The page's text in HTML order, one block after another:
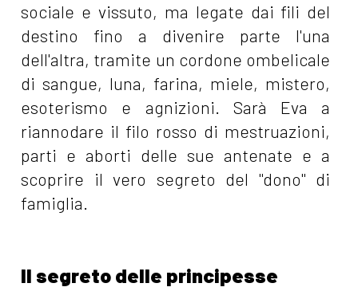
sociale e vissuto, ma legate dai fili del
destino fino a divenire parte l'una
dell'altra, tramite un cordone ombelicale
di sangue, luna, farina, miele, mistero,
esoterismo e agnizioni. Sarà Eva a
riannodare il filo rosso di mestruazioni,
parti e aborti delle sue antenate e a
scoprire il vero segreto del "dono" di
famiglia.
Il segreto delle principesse